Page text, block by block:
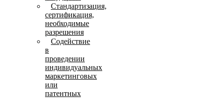
Стандартизация,
сертификация,
необходимые
разрешения
Содействие
в
проведении
индивидуальных
маркетинговых
или
патентных